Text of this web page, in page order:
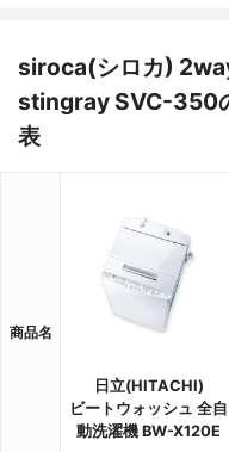
siroca(シロカ)
stingray SVC-350
表
商品名
日立(HITACHI)
ビートウォッシュ 全自
動洗濯機 BW-X120E